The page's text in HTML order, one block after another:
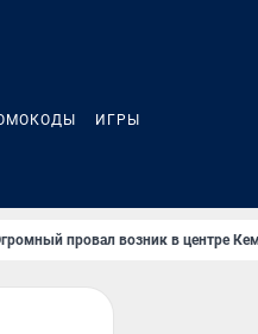
ИГРЫ
провал возник в центре